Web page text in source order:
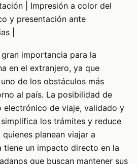
| Impresión a color del
y presentación ante
|
importancia para la
en el extranjero, ya que
de los obstáculos más
al país. La posibilidad de
electrónico de viaje, validado y
los trámites y reduce
planean viajar a
tiene un impacto directo en la
que buscan mantener sus